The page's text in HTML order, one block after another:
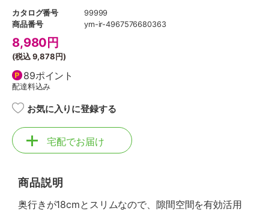
カタログ番号
99999
商品番号
ym-ir-4967576680363
8,980 円
(税込9,878円)
89ポイント
配達料込み
お気に入りに登録する
宅配でお届け
商品説明
奥行きが18cmとスリムなので、隙間空間を有効活用